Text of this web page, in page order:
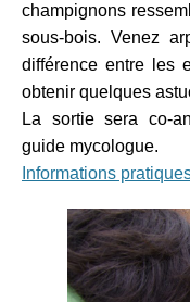
champignons
sous-bois. Venez
différence entre les
obtenir quelques
La sortie sera co-
guide mycologue.
Informations